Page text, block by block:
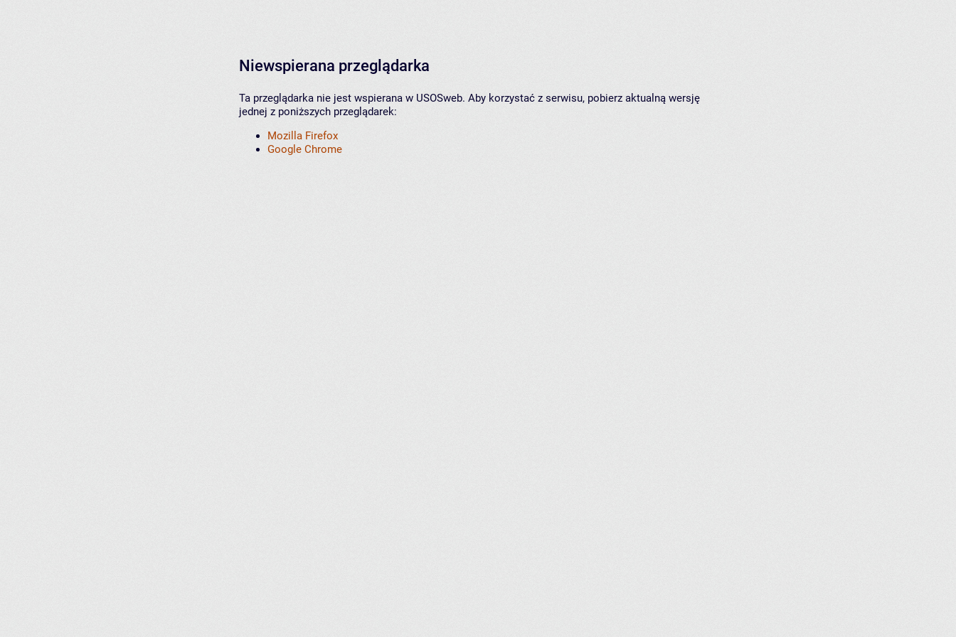
Niewspierana przeglądarka
Ta przeglądarka nie jest wspierana w USOSweb. Aby korzystać z serwisu, pobierz aktualną wersję
jednej z poniższych przeglądarek:
Mozilla Firefox
Google Chrome